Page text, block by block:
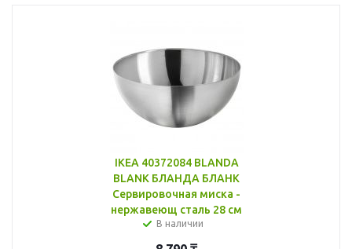
IKEA 40372084 BLANDA
BLANK БЛАНДА БЛАНК
Сервировочная миска -
нержавеющ сталь 28 см
В наличии